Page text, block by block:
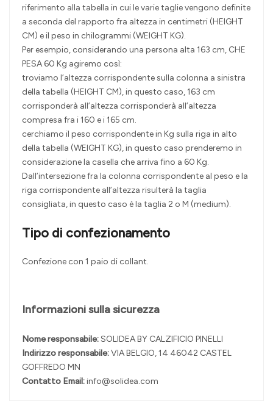
riferimento alla tabella in cui le varie taglie vengono definite
a seconda del rapporto fra altezza in centimetri (HEIGHT
CM) e il peso in chilogrammi (WEIGHT KG).
Per esempio, considerando una persona alta 163 cm, CHE
PESA 60 Kg agiremo così:
troviamo l’altezza corrispondente sulla colonna a sinistra
della tabella (HEIGHT CM), in questo caso, 163 cm
corrisponderà all’altezza corrisponderà all’altezza
compresa fra i 160 e i 165 cm.
cerchiamo il peso corrispondente in Kg sulla riga in alto
della tabella (WEIGHT KG), in questo caso prenderemo in
considerazione la casella che arriva fino a 60 Kg.
Dall’intersezione fra la colonna corrispondente al peso e la
riga corrispondente all’altezza risulterà la taglia
consigliata, in questo caso è la taglia 2 o M (medium).
Tipo di confezionamento
Confezione con 1 paio di collant.
Informazioni sulla sicurezza
Nome responsabile:SOLIDEA BY CALZIFICIO PINELLI
Indirizzo responsabile:VIA BELGIO, 14 46042 CASTEL
GOFFREDO MN
Contatto Email:info@solidea.com